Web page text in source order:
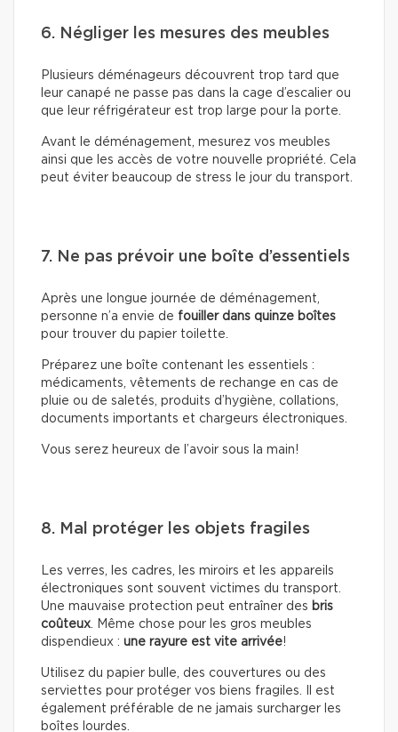
6. Négliger les mesures des meubles
Plusieurs déménageurs découvrent trop tard que
leur canapé ne passe pas dans la cage d’escalier ou
que leur réfrigérateur est trop large pour la porte.
Avant le déménagement, mesurez vos meubles
ainsi que les accès de votre nouvelle propriété. Cela
peut éviter beaucoup de stress le jour du transport.
7. Ne pas prévoir une boîte d’essentiels
Après une longue journée de déménagement,
personne n’a envie de fouiller dans quinze boîtes
pour trouver du papier toilette.
Préparez une boîte contenant les essentiels :
médicaments, vêtements de rechange en cas de
pluie ou de saletés, produits d’hygiène, collations,
documents importants et chargeurs électroniques.
Vous serez heureux de l’avoir sous la main!
8. Mal protéger les objets fragiles
Les verres, les cadres, les miroirs et les appareils
électroniques sont souvent victimes du transport.
Une mauvaise protection peut entraîner des bris
coûteux. Même chose pour les gros meubles
dispendieux : une rayure est vite arrivée!
Utilisez du papier bulle, des couvertures ou des
serviettes pour protéger vos biens fragiles. Il est
également préférable de ne jamais surcharger les
boîtes lourdes.